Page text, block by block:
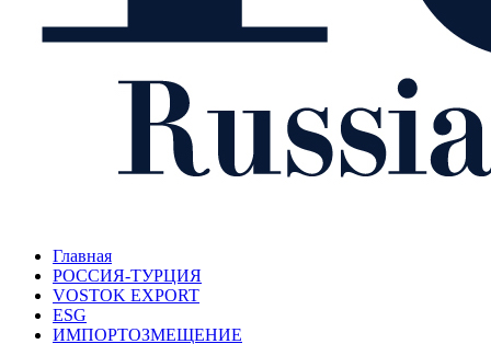
Главная
РОССИЯ-ТУРЦИЯ
VOSTOK EXPORT
ESG
ИМПОРТОЗМЕЩЕНИЕ